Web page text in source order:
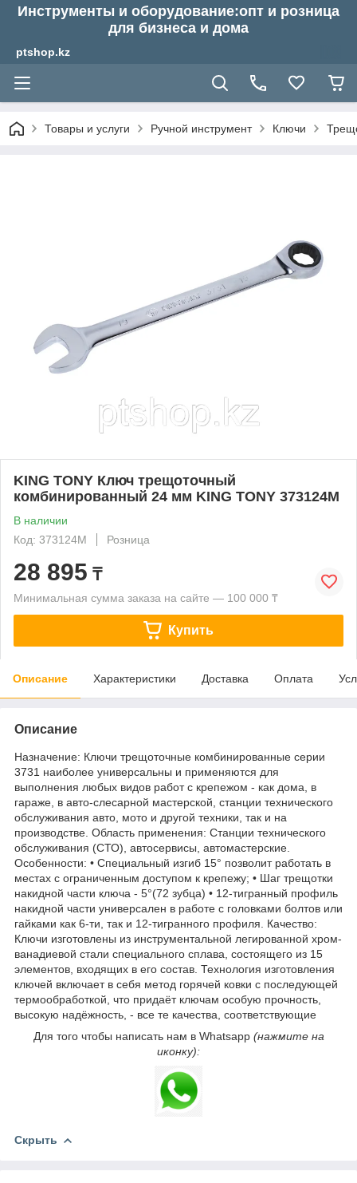
Инструменты и оборудование:опт и розница
для бизнеса и дома
ptshop.kz
Товары и услуги Ручной инструмент Ключи
KING TONY Ключ трещоточный
комбинированный 24 мм KING TONY 373124M
В наличии
Код: 373124M
Розница
28 895 ₸
Минимальная сумма заказа на сайте — 100 000 ₸
Купить
Описание Характеристики Доставка Оплата
Описание
Назначение: Ключи трещоточные комбинированные серии
3731 наиболее универсальны и применяются для
выполнения любых видов работ с крепежом - как дома, в
гараже, в авто-слесарной мастерской, станции технического
обслуживания авто, мото и другой техники, так и на
производстве. Область применения: Станции технического
обслуживания (СТО), автосервисы, автомастерские.
Особенности: • Специальный изгиб 15° позволит работать в
местах с ограниченным доступом к крепежу; • Шаг трещотки
накидной части ключа - 5°(72 зубца) • 12-тигранный профиль
накидной части универсален в работе с головками болтов или
гайками как 6-ти, так и 12-тигранного профиля. Качество:
Ключи изготовлены из инструментальной легированной хром-
ванадиевой стали специального сплава, состоящего из 15
элементов, входящих в его состав. Технология изготовления
ключей включает в себя метод горячей ковки с последующей
термообработкой, что придаёт ключам особую прочность,
высокую надёжность, - все те качества, соответствующие
Для того чтобы написать нам в Whatsapp (нажмите на
иконку):
Скрыть